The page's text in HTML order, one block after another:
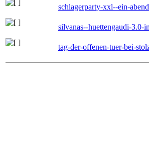
schlagerparty-xxl--ein-
silvanas--huettengaudi-3.0-
tag-der-offenen-tuer-bei-